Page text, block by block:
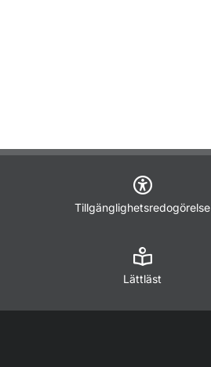
Tillgänglighetsredogörelse
Lättläst